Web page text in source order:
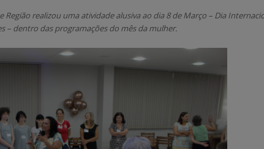
Região realizou uma atividade alusiva ao dia 8 de Março – Dia
– dentro das programações do mês da mulher.